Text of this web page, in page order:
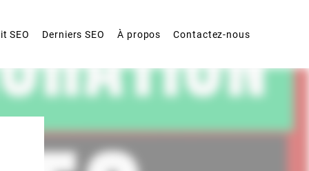
SEO Derniers SEO À propos Contactez-nous